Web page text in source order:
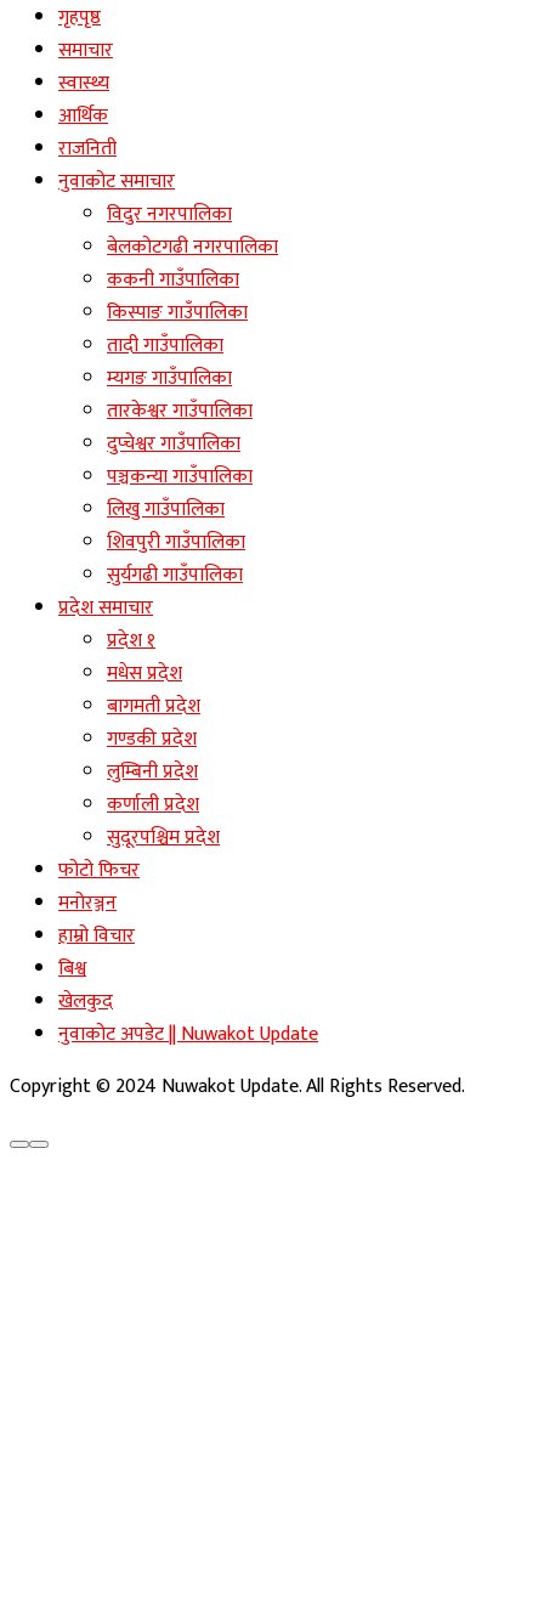
गृहपृष्ठ
समाचार
स्वास्थ्य
आर्थिक
राजनिती
नुवाकोट समाचार
विदुर नगरपालिका
बेलकोटगढी नगरपालिका
ककनी गाउँपालिका
किस्पाङ गाउँपालिका
तादी गाउँपालिका
म्यगङ गाउँपालिका
तारकेश्वर गाउँपालिका
दुप्चेश्वर गाउँपालिका
पञ्चकन्या गाउँपालिका
लिखु गाउँपालिका
शिवपुरी गाउँपालिका
सुर्यगढी गाउँपालिका
प्रदेश समाचार
प्रदेश १
मधेस प्रदेश
बागमती प्रदेश
गण्डकी प्रदेश
लुम्बिनी प्रदेश
कर्णाली प्रदेश
सुदूरपश्चिम प्रदेश
फोटो फिचर
मनोरञ्जन
हाम्रो विचार
बिश्व
खेलकुद
नुवाकोट अपडेट || Nuwakot Update
Copyright © 2024 Nuwakot Update. All Rights Reserved.